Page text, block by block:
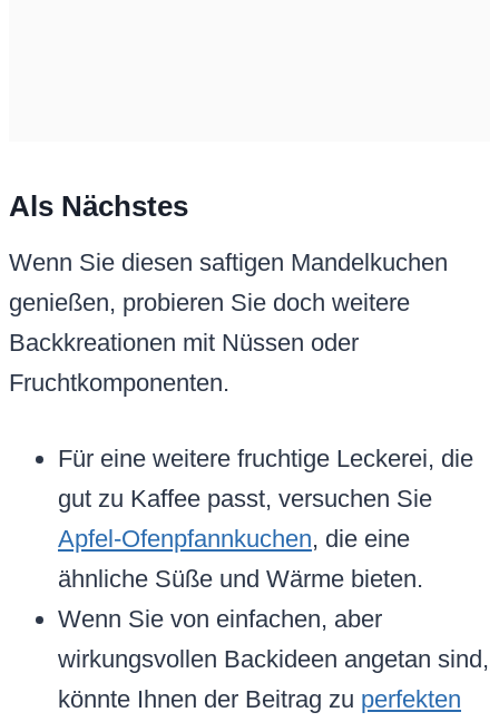
Als Nächstes
Wenn Sie diesen saftigen Mandelkuchen
genießen, probieren Sie doch weitere
Backkreationen mit Nüssen oder
Fruchtkomponenten.
Für eine weitere fruchtige Leckerei, die
gut zu Kaffee passt, versuchen Sie
Apfel-Ofenpfannkuchen, die eine
ähnliche Süße und Wärme bieten.
Wenn Sie von einfachen, aber
wirkungsvollen Backideen angetan sind,
könnte Ihnen der Beitrag zu perfekten